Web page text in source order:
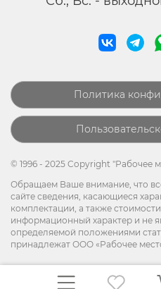
Политика
© 1996 - 2025 Copyright "Рабочее
Обращаем Ваше внимание, что
сайте сведения, касающиеся
комплектации, а также
информационный характер и не
определяемой положениями
принадлежат ООО «Рабочее